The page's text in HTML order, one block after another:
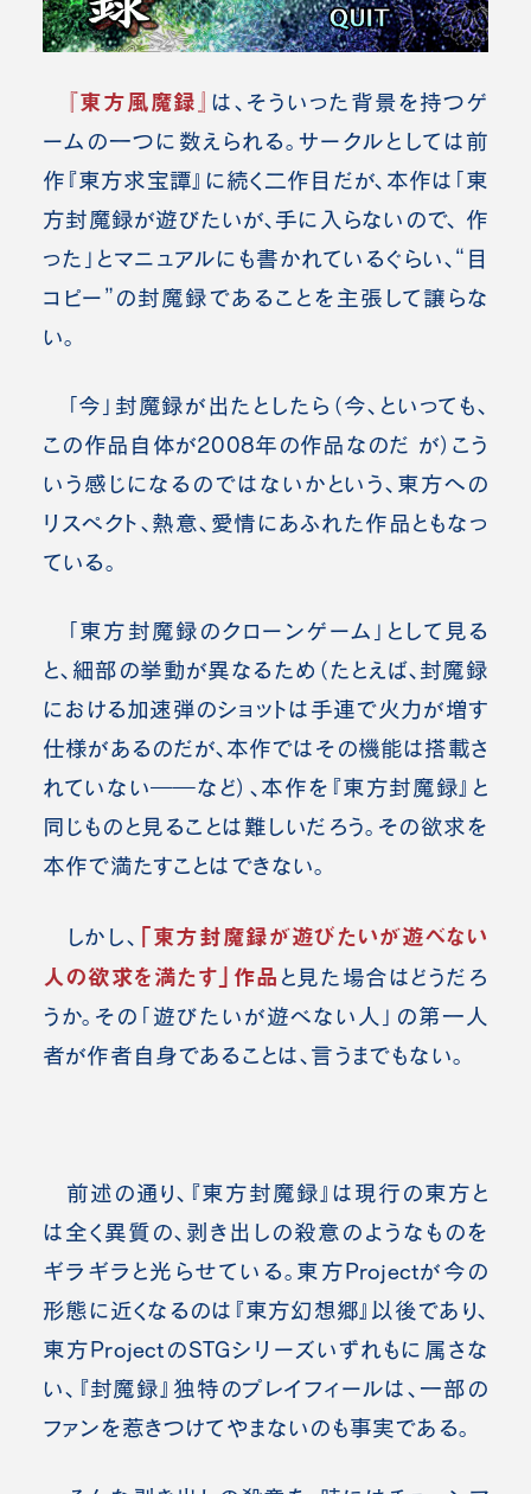
『東方風魔録』 は、そういった背景を持つゲ
ームの一つに数えられる。サークルとしては前
作『東方求宝譚』に続く二作目だが、本作は「東
方封魔録が遊びたいが、手に入らないので、 作
った」とマニュアルにも書かれているぐらい、“目
コピー”の封魔録であることを主張して譲らな
い。
「今」封魔録が出たとしたら（今、といっても、
この作品自体が2008年の作品なのだ が）こう
いう感じになるのではないかという、東方への
リスペクト、熱意、愛情にあふれた作品ともなっ
ている。
「東方封魔録のクローンゲーム」として見る
と、細部の挙動が異なるため（たとえば、封魔録
における加速弾のショットは手連で火力が増す
仕様があるのだが、本作ではその機能は搭載さ
れていない――など）、本作を『東方封魔録』と
同じものと見ることは難しいだろう。その欲求を
本作で満たすことはできない。
しかし、 「東方封魔録が遊びたいが遊べない
人の欲求を満たす」作品 と見た場合はどうだろ
うか。その「遊びたいが遊べない人」の第一人
者が作者自身であることは、言うまでもない。
前述の通り、『東方封魔録』は現行の東方と
は全く異質の、剥き出しの殺意のようなものを
ギラギラと光らせている。東方Projectが今の
形態に近くなるのは『東方幻想郷』以後であり、
東方ProjectのSTGシリーズいずれもに属さな
い、『封魔録』独特のプレイフィールは、一部の
ファンを惹きつけてやまないのも事実である。